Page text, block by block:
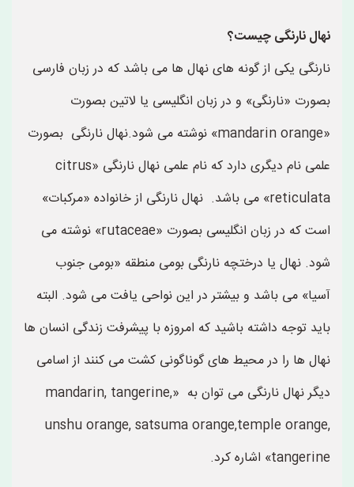
نهال نارنگی چیست؟
نارنگی یکی از گونه های نهال ها می باشد که در زبان فارسی
بصورت «نارنگی» و در زبان انگلیسی یا لاتین بصورت
«mandarin orange» نوشته می شود.نهال نارنگی بصورت
علمی نام دیگری دارد که نام علمی نهال نارنگی «citrus
reticulata» می باشد. نهال نارنگی از خانواده «مرکبات»
است که در زبان انگلیسی بصورت «rutaceae» نوشته می
شود. نهال یا درختچه نارنگی بومی منطقه «بومی جنوب
آسیا» می باشد و بیشتر در این نواحی یافت می شود. البته
باید توجه داشته باشید که امروزه با پیشرفت زندگی انسان ها
نهال ها را در محیط های گوناگونی کشت می کنند از اسامی
دیگر نهال نارنگی می توان به «mandarin, tangerine,
unshu orange, satsuma orange,temple orange,
tangerine» اشاره کرد.